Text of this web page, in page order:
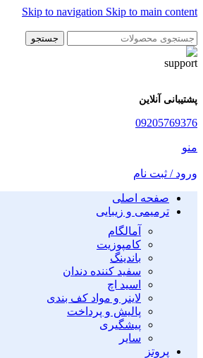
Skip to navigation Skip to main content
جستجو
پشتیبانی آنلاین
09205769376
منو
ورود / ثبت نام
صفحه اصلی
ترمیمی و زیبایی
آمالگام
کامپوزیت
باندینگ
سفید کننده دندان
اسید اچ
لاینر و مواد کف بندی
پالیش و پرداخت
پیشگیری
سایر
پروتز